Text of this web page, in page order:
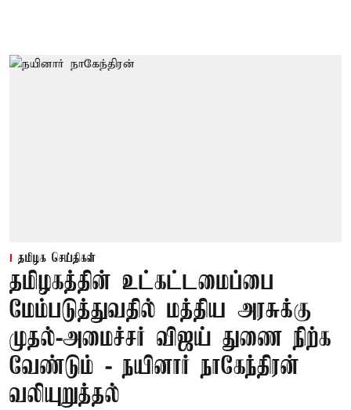
தமிழக செய்திகள்
தமிழகத்தின் உட்கட்டமைப்பை
மேம்படுத்துவதில் மத்திய அரசுக்கு
முதல்-அமைச்சர் விஜய் துணை நிற்க
வேண்டும் - நயினார் நாகேந்திரன்
வலியுறுத்தல்